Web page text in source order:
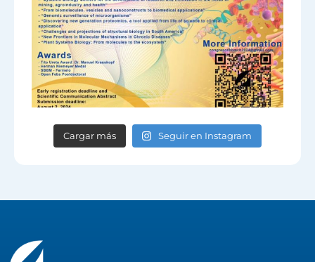
Cargar más Seguir en Instagram